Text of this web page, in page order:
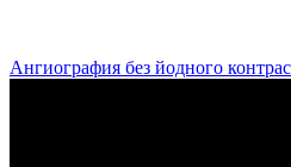
Ангиография без йодного